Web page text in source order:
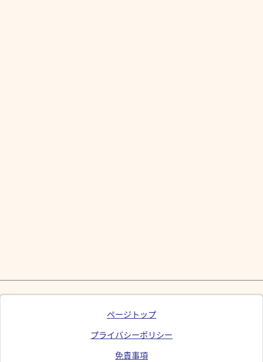
ページトップ
プライバシーポリシー
免責事項